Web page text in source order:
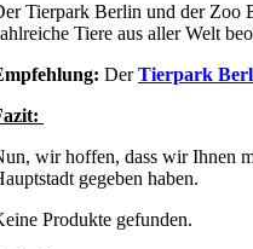
Tierpark Berlin und der Zoo
Tiere aus aller Welt
DerTierpark
wir hoffen, dass wir Ihnen
gegeben haben.
Produkte gefunden.